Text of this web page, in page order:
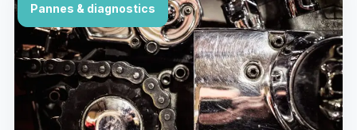
Pannes & diagnostics